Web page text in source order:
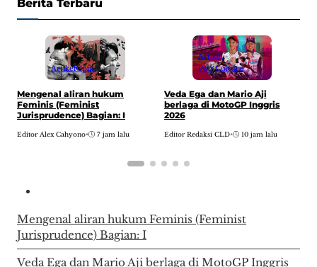
Berita Terbaru
ArtikelOpini
Mengenal aliran hukum
Feminis (Feminist
Jurisprudence) Bagian: I
Editor Alex Cahyono• 7 jam lalu
Artikel
Pop Culture
Veda Ega dan Mario Aji
berlaga di MotoGP Inggris
2026
Editor Redaksi CLD• 10 jam lalu
Mengenal aliran hukum Feminis (Feminist
Jurisprudence) Bagian: I
Veda Ega dan Mario Aji berlaga di MotoGP Inggris